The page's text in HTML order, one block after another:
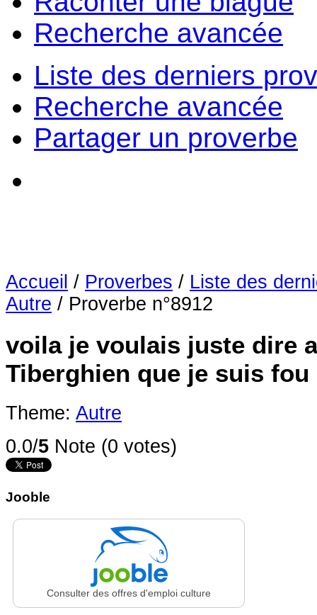
Recherche avancée
Liste des derniers
Recherche avancée
Partager un proverbe
Accueil / Proverbes / Liste des
Autre / Proverbe n°8912
voila je voulais juste dire
Tiberghien que je suis fou
Theme: Autre
0.0/5 Note (0 votes)
Jooble
Consulter des offres d'emploi culture